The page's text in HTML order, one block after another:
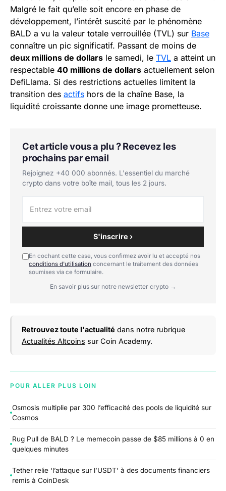
Malgré le fait qu’elle soit encore en phase de
développement, l’intérêt suscité par le phénomène
BALD a vu la valeur totale verrouillée (TVL) sur Base
connaître un pic significatif. Passant de moins de
deux millions de dollars le samedi, le TVL a atteint un
respectable 40 millions de dollars actuellement selon
DefiLlama. Si des restrictions actuelles limitent la
transition des actifs hors de la chaîne Base, la
liquidité croissante donne une image prometteuse.
Cet article vous a plu ? Recevez les
prochains par email
Rejoignez +40 000 abonnés. L'essentiel du marché
crypto dans votre boîte mail, tous les 2 jours.
S'inscrire ›
En cochant cette case, vous confirmez avoir lu et accepté nos
conditions d'utilisation concernant le traitement des données
soumises via ce formulaire.
En savoir plus sur notre newsletter crypto →
Retrouvez toute l'actualité dans notre rubrique
Actualités Altcoins sur Coin Academy.
POUR ALLER PLUS LOIN
Osmosis multiplie par 300 l’efficacité des pools de liquidité sur
Cosmos
Rug Pull de BALD ? Le memecoin passe de $85 millions à 0 en
quelques minutes
Tether relie ‘l’attaque sur l’USDT’ à des documents financiers
remis à CoinDesk